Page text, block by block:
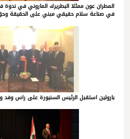
المطران عون ممثلا البطريرك الماروني في
في صناعة سلام حقيقي مبني على الحقيقة
بارولين استقبل الرئيس السنيورة على راس وفد